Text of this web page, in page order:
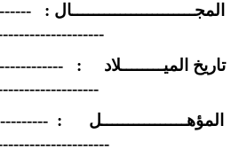
المجـــــــــــــــــــــــال
تاريخ الميــــــــلاد :
المؤهــــــــــــــــل :